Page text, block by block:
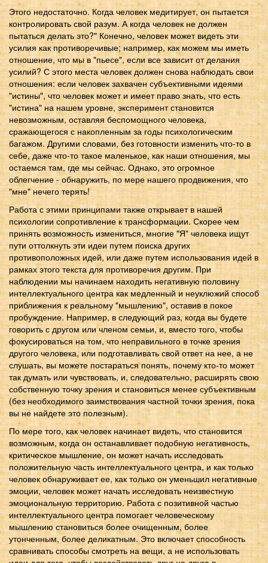
Этого недостаточно. Когда человек медитирует, он пытается
контролировать свой разум. А когда человек не должен
пытаться делать это?" Конечно, человек может видеть эти
усилия как противоречивые; например, как можем мы иметь
отношение, что мы в "пьесе", если все зависит от делания
усилий? С этого места человек должен снова наблюдать свои
отношения: если человек захвачен субъективными идеями
"истины", что человек может и имеет право знать, что есть
"истина" на нашем уровне, эксперимент становится
невозможным, оставляя беспомощного человека,
сражающегося с накопленным за годы психологическим
багажом. Другими словами, без готовности изменить что-то в
себе, даже что-то такое маленькое, как наши отношения, мы
остаемся там, где мы сейчас. Однако, это огромное
облегчение - обнаружить, по мере нашего продвижения, что
"мне" нечего терять!
Работа с этими принципами также открывает в нашей
психологии сопротивление к трансформации. Скорее чем
принять возможность измениться, многие "Я" человека ищут
пути оттолкнуть эти идеи путем поиска других
противоположных идей, или даже путем использования идей в
рамках этого текста для противоречия другим. При
наблюдении мы начинаем находить негативную половину
интеллектуального центра как медленный и неуклюжий способ
приближения к реальному "мышлению", оставив в покое
пробуждение. Например, в следующий раз, когда вы будете
говорить с другом или членом семьи, и, вместо того, чтобы
фокусироваться на том, что неправильного в точке зрения
другого человека, или подготавливать свой ответ на нее, а не
слушать, вы можете постараться понять, почему кто-то может
так думать или чувствовать, и, следовательно, расширять свою
собственную точку зрения и становиться менее субъективным
(без необходимого заимствования частной точки зрения, пока
вы не найдете это полезным).
По мере того, как человек начинает видеть, что становится
возможным, когда он останавливает подобную негативность,
критическое мышление, он может начать исследовать
положительную часть интеллектуального центра, и как только
человек обнаруживает ее, как только он уменьшил негативные
эмоции, человек может начать исследовать неизвестную
эмоциональную территорию. Работа с позитивной частью
интеллектуального центра помогает человеческому
мышлению становиться более очищенным, более
утонченным, более деликатным. Это включает способность
сравнивать способы смотреть на вещи, а не использовать